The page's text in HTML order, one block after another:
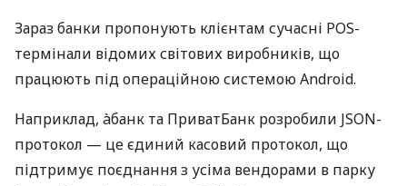
Зараз банки пропонують клієнтам сучасні POS-
термінали відомих світових виробників, що
працюють під операційною системою Android.
Наприклад, àбанк та ПриватБанк розробили JSON-
протокол — це єдиний касовий протокол, що
підтримує поєднання з усіма вендорами в парку